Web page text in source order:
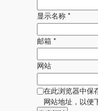
显示名称 *
邮箱 *
网站
在此浏览器中保
网站地址，以便